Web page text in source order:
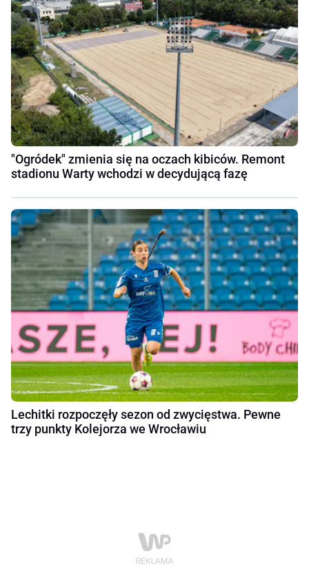
"Ogródek" zmienia się na oczach kibiców. Remont
stadionu Warty wchodzi w decydującą fazę
Lechitki rozpoczęły sezon od zwycięstwa. Pewne
trzy punkty Kolejorza we Wrocławiu